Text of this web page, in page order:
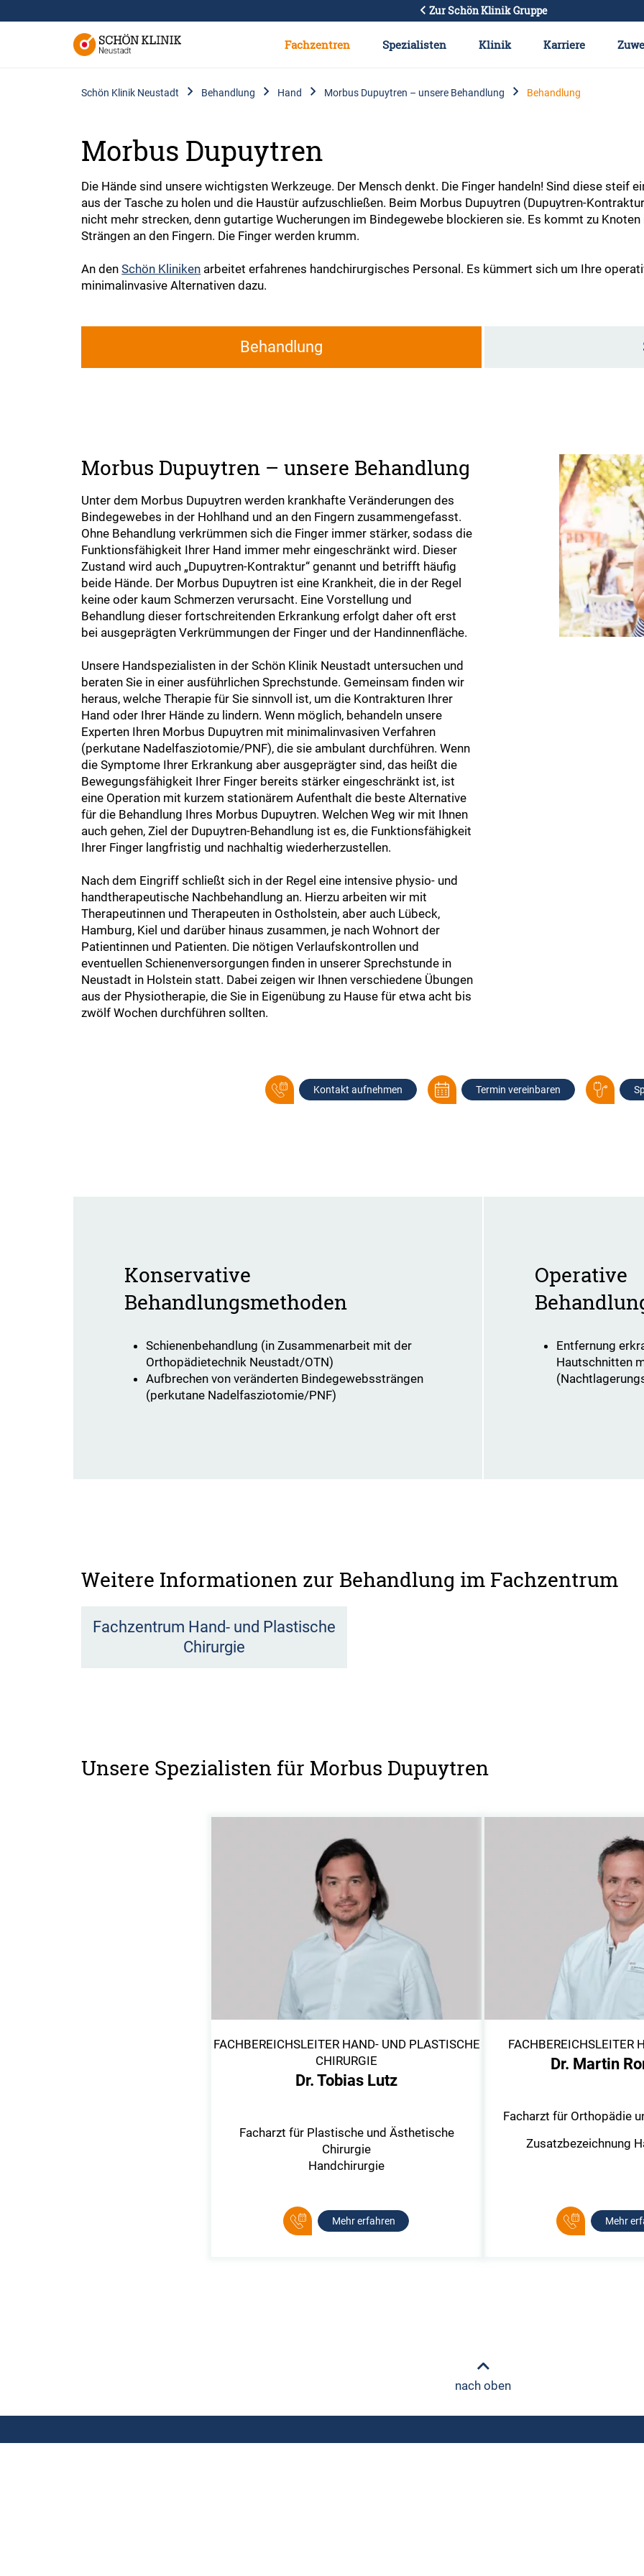
Zur Schön Klinik Gruppe
Fachzentren Spezialisten Klinik Karriere
Schön Klinik Neustadt Behandlung Hand Morbus Dupuytren – unsere Behandlung Behandlung
Morbus Dupuytren
Die Hände sind unsere wichtigsten Werkzeuge. Der Mensch denkt. Die Finger handeln! Sind diese steif
aus der Tasche zu holen und die Haustür aufzuschließen. Beim Morbus Dupuytren (Dupuytren-
nicht mehr strecken, denn gutartige Wucherungen im Bindegewebe blockieren sie. Es kommt zu
Strängen an den Fingern. Die Finger werden krumm.
An denSchön Kliniken arbeitet erfahrenes handchirurgisches Personal. Es kümmert sich um Ihre
minimalinvasive Alternativen dazu.
Behandlung
Morbus Dupuytren – unsere Behandlung
Unter dem Morbus Dupuytren werden krankhafte Veränderungen des
Bindegewebes in der Hohlhand und an den Fingern zusammengefasst.
Ohne Behandlung verkrümmen sich die Finger immer stärker, sodass die
Funktionsfähigkeit Ihrer Hand immer mehr eingeschränkt wird. Dieser
Zustand wird auch „Dupuytren-Kontraktur“ genannt und betrifft häufig
beide Hände. Der Morbus Dupuytren ist eine Krankheit, die in der Regel
keine oder kaum Schmerzen verursacht. Eine Vorstellung und
Behandlung dieser fortschreitenden Erkrankung erfolgt daher oft erst
bei ausgeprägten Verkrümmungen der Finger und der Handinnenfläche.
Unsere Handspezialisten in der Schön Klinik Neustadt untersuchen und
beraten Sie in einer ausführlichen Sprechstunde. Gemeinsam finden wir
heraus, welche Therapie für Sie sinnvoll ist, um die Kontrakturen Ihrer
Hand oder Ihrer Hände zu lindern. Wenn möglich, behandeln unsere
Experten Ihren Morbus Dupuytren mit minimalinvasiven Verfahren
(perkutane Nadelfasziotomie/PNF), die sie ambulant durchführen. Wenn
die Symptome Ihrer Erkrankung aber ausgeprägter sind, das heißt die
Bewegungsfähigkeit Ihrer Finger bereits stärker eingeschränkt ist, ist
eine Operation mit kurzem stationärem Aufenthalt die beste Alternative
für die Behandlung Ihres Morbus Dupuytren. Welchen Weg wir mit Ihnen
auch gehen, Ziel der Dupuytren-Behandlung ist es, die Funktionsfähigkeit
Ihrer Finger langfristig und nachhaltig wiederherzustellen.
Nach dem Eingriff schließt sich in der Regel eine intensive physio- und
handtherapeutische Nachbehandlung an. Hierzu arbeiten wir mit
Therapeutinnen und Therapeuten in Ostholstein, aber auch Lübeck,
Hamburg, Kiel und darüber hinaus zusammen, je nach Wohnort der
Patientinnen und Patienten. Die nötigen Verlaufskontrollen und
eventuellen Schienenversorgungen finden in unserer Sprechstunde in
Neustadt in Holstein statt. Dabei zeigen wir Ihnen verschiedene Übungen
aus der Physiotherapie, die Sie in Eigenübung zu Hause für etwa acht bis
zwölf Wochen durchführen sollten.
Kontakt aufnehmen Termin vereinbaren
Konservative
Behandlungsmethoden
Schienenbehandlung (in Zusammenarbeit mit der
Orthopädietechnik Neustadt/OTN)
Aufbrechen von veränderten Bindegewebssträngen
(perkutane Nadelfasziotomie/PNF)
Operative
Entfernung
Hautschnitten
Weitere Informationen zur Behandlung im Fachzentrum
Fachzentrum Hand- und Plastische
Chirurgie
Unsere Spezialisten für Morbus Dupuytren
FACHBEREICHSLEITER HAND- UND PLASTISCHE
CHIRURGIE
Dr. Tobias Lutz
Facharzt für Plastische und Ästhetische
Chirurgie
Handchirurgie
Mehr erfahren
FACHBEREICHSLEITER
Dr. Martin
Facharzt für Orthopädie
Zusatzbezeichnung
Mehr
nach oben